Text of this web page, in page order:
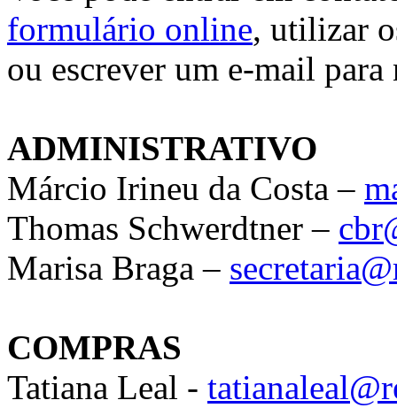
formulário online, utilizar
ou escrever um e-mail para
ADMINISTRATIVO
Márcio Irineu da Costa –
Thomas Schwerdtner –
Marisa Braga –
COMPRAS
Tatiana Leal -